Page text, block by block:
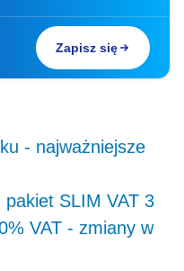
Zapisz się
- najważniejsze
pakiet SLIM VAT 3
VAT - zmiany w